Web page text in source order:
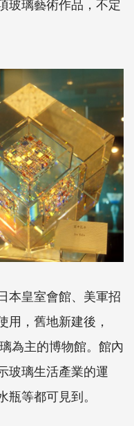
本皇室會館、美軍招
用，舊地新建後，
為主的博物館。館內
玻璃生活產業的運
等都可見到。